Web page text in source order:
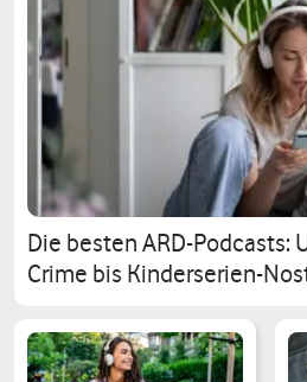
Die besten ARD-Podcasts:
Crime bis Kinderserien-